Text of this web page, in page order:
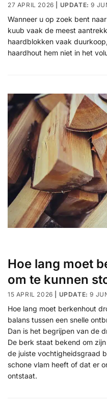
27 APRIL 2026 9
Wanneer u op zoek bent
kuub vaak de meest
haardblokken vaak
haardhout hem niet in het
Hoe lang moet
om te kunnen
15 APRIL 2026 9
Hoe lang moet berkenhout
balans tussen een snelle
Dan is het begrijpen van de
De berk staat bekend om
de juiste vochtigheidsgraad
schone vlam heeft of dat er
ontstaat.